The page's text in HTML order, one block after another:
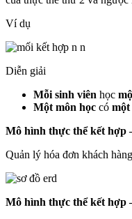
Ví dụ
Diễn giải
Mỗi sinh viên học
Một môn học có một
Mô hình thực thể kết hợp
Quản lý hóa đơn khách hàng
Mô hình thực thể kết hợp